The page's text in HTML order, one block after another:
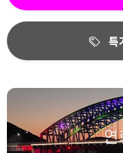
특